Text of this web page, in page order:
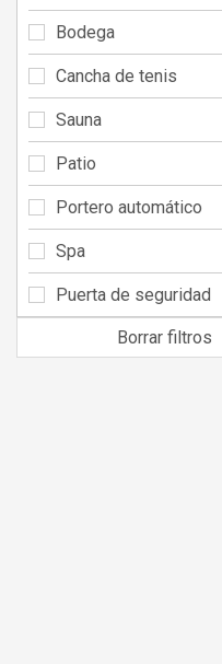
Bodega
Cancha de tenis
Sauna
Patio
Portero automático
Spa
Puerta de seguridad
Borrar filtros